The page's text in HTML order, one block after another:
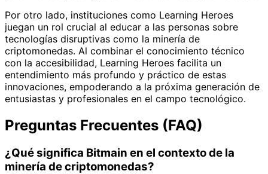
Por otro lado, instituciones como Learning Heroes
juegan un rol crucial al educar a las personas sobre
tecnologías disruptivas como la minería de
criptomonedas. Al combinar el conocimiento técnico
con la accesibilidad, Learning Heroes facilita un
entendimiento más profundo y práctico de estas
innovaciones, empoderando a la próxima generación de
entusiastas y profesionales en el campo tecnológico.
Preguntas Frecuentes (FAQ)
¿Qué significa Bitmain en el contexto de la
minería de criptomonedas?